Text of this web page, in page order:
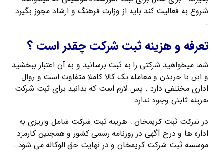
شروع به فعالیت کند باید از وزارت فرهنگ و ارشاد مجوز بگیرد
.
تعرفه و هزینه ثبت شرکت چقدر است ؟
شما میخواهید شرکتی را به ثبت برسانید و به آن اعتبار ببخشید
و این با خریدن و معامله یک کالا کاملا متفاوت است و روال
اداری مختلفی دارد . پس لازم است که بدانید برای ثبت شرکت
هزینه ثابتی وجود ندارد .
در شرکت ثبت کریمخان ، هزینه ثبت شرکت شامل واریزی به
اداره ها و درج آگهی در روزنامه رسمی کشور و همچنین کارمزد
موسسه ثبت شرکت کریمخان و در نهایت حق الوکاله می شود .